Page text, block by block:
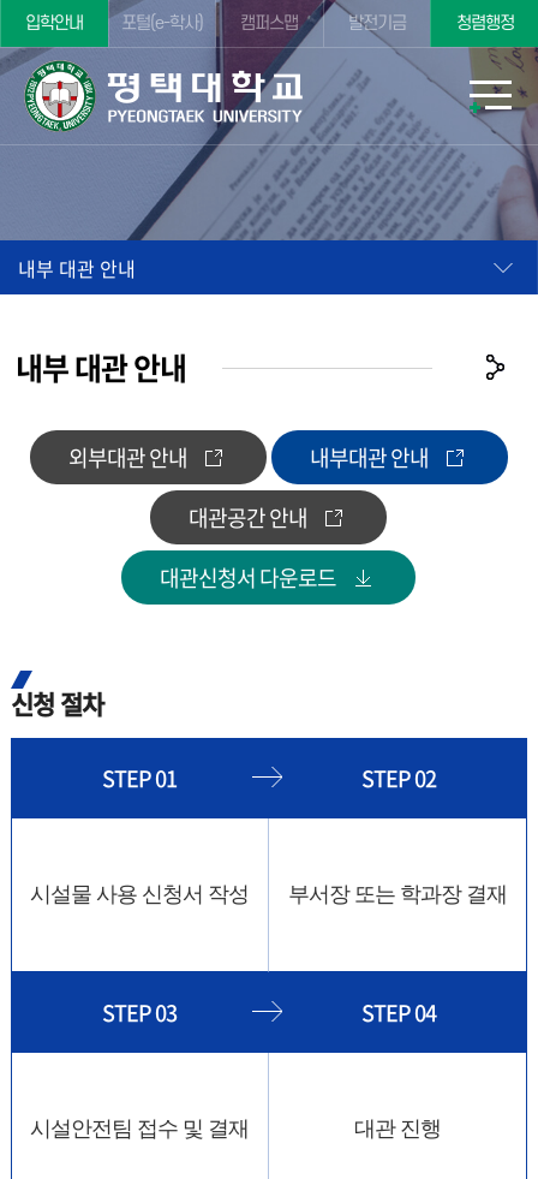
입학안내 포털(e-학사) 캠퍼스맵 발전기금 청렴행정
내부 대관 안내
내부 대관 안내
외부대관 안내
내부대관 안내
대관공간 안내
대관신청서 다운로드
신청 절차
STEP 01
시설물 사용 신청서 작성
STEP 02
부서장 또는 학과장 결재
STEP 03
시설안전팀 접수 및 결재
STEP 04
대관 진행